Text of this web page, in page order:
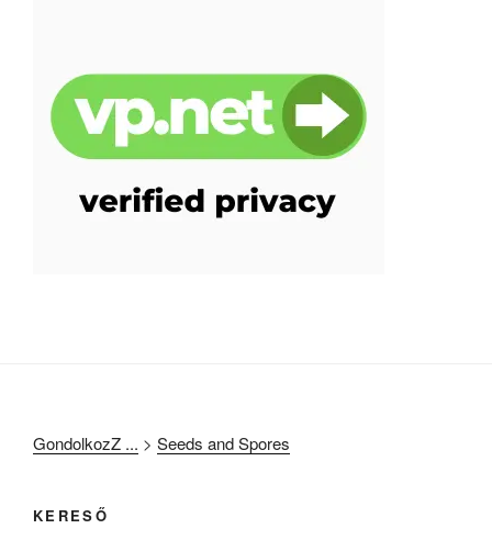
GondolkozZ ... > Seeds and Spores
KERESŐ